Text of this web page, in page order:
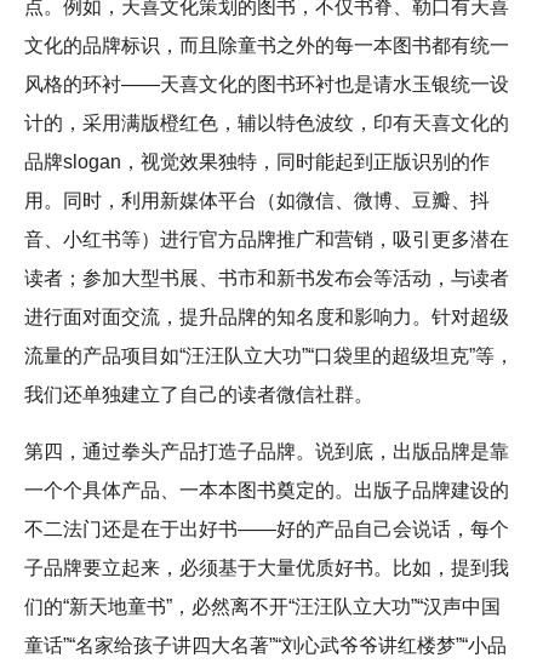
点。例如，天喜文化策划的图书，不仅书脊、勒口有天喜
文化的品牌标识，而且除童书之外的每一本图书都有统一
风格的环衬——天喜文化的图书环衬也是请水玉银统一设
计的，采用满版橙红色，辅以特色波纹，印有天喜文化的
品牌slogan，视觉效果独特，同时能起到正版识别的作
用。同时，利用新媒体平台（如微信、微博、豆瓣、抖
音、小红书等）进行官方品牌推广和营销，吸引更多潜在
读者；参加大型书展、书市和新书发布会等活动，与读者
进行面对面交流，提升品牌的知名度和影响力。针对超级
流量的产品项目如“汪汪队立大功”“口袋里的超级坦克”等，
我们还单独建立了自己的读者微信社群。
第四，通过拳头产品打造子品牌。说到底，出版品牌是靠
一个个具体产品、一本本图书奠定的。出版子品牌建设的
不二法门还是在于出好书——好的产品自己会说话，每个
子品牌要立起来，必须基于大量优质好书。比如，提到我
们的“新天地童书”，必然离不开“汪汪队立大功”“汉声中国
童话”“名家给孩子讲四大名著”“刘心武爷爷讲红楼梦”“小品